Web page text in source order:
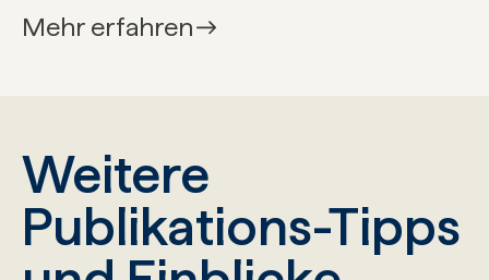
Mehr erfahren
Weitere
Publikations-Tipps